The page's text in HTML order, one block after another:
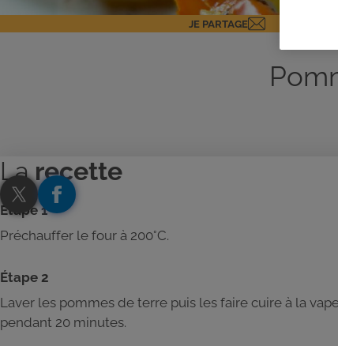
JE PARTAGE
Larecette
Étape 1
Préchauffer le four à 200°C.
Étape 2
Laver les pommes de terre puis les faire cuire à la
pendant 20 minutes.